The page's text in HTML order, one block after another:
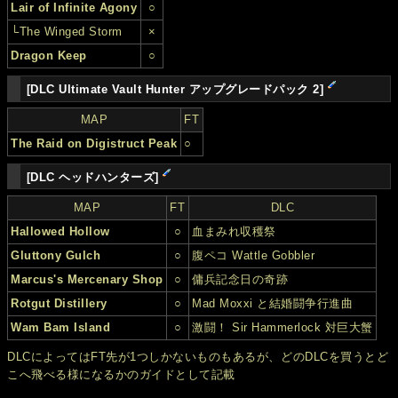
Lair of Infinite Agony
○
└The Winged Storm
×
Dragon Keep
○
[DLC Ultimate Vault Hunter アップグレードパック 2]
MAP
FT
The Raid on Digistruct Peak ○
[DLC ヘッドハンターズ]
MAP FT
DLC
Hallowed Hollow
○
血まみれ収穫祭
Gluttony Gulch
○
腹ペコ Wattle Gobbler
Marcus's Mercenary Shop
○
傭兵記念日の奇跡
Rotgut Distillery
○
Mad Moxxi と結婚闘争行進曲
Wam Bam Island
○ 激闘！ Sir Hammerlock 対巨大蟹
DLCによってはFT先が1つしかないものもあるが、どのDLCを買うとど
こへ飛べる様になるかのガイドとして記載